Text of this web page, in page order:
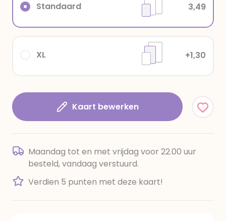
XL +1,30
Standaard 3,49
Kaart bewerken
Maandag tot en met vrijdag voor 22.00 uur
besteld, vandaag verstuurd.
Verdien 5 punten met deze kaart!